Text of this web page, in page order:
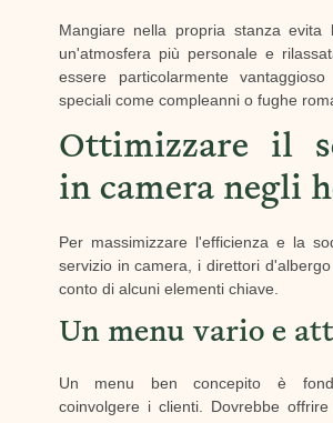
Mangiare nella propria stanza
un'atmosfera più personale e
essere particolarmente
speciali come compleanni o fughe
Ottimizzare il
in camera negli
Per massimizzare l'efficienza e la
servizio in camera, i direttori
conto di alcuni elementi chiave.
Un menu vario e
Un menu ben concepito è
coinvolgere i clienti. Dovrebbe